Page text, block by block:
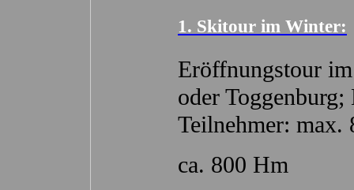
1. Skitour im Winter:
Eröffnungstour
oder
Teilnehmer: max.
ca. 800 Hm